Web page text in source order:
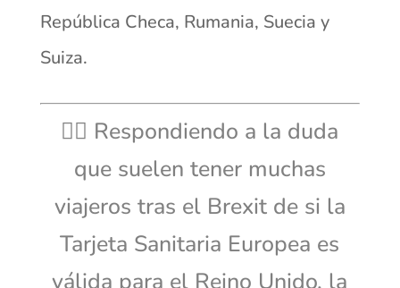
República Checa, Rumania, Suecia y
Suiza.
👉🏼 Respondiendo a la duda
que suelen tener muchas
viajeros tras el Brexit de si la
Tarjeta Sanitaria Europea es